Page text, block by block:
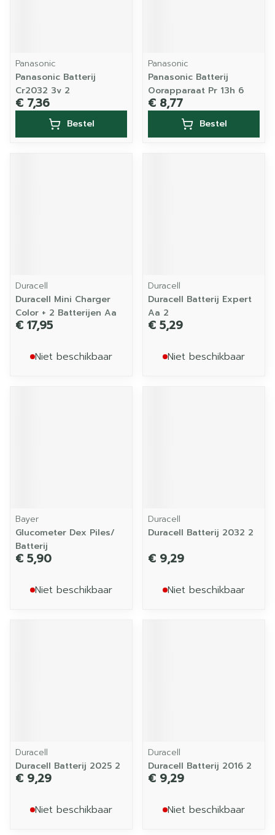
Panasonic
Panasonic Batterij
Cr2032 3v 2
€ 7,36
Bestel
Panasonic
Panasonic Batterij
Oorapparaat Pr 13h 6
€ 8,77
Bestel
Duracell
Duracell Mini Charger
Color + 2 Batterijen Aa
€ 17,95
Niet beschikbaar
Duracell
Duracell Batterij Expert
Aa 2
€ 5,29
Niet beschikbaar
Bayer
Glucometer Dex Piles/
Batterij
€ 5,90
Niet beschikbaar
Duracell
Duracell Batterij 2032 2
€ 9,29
Niet beschikbaar
Duracell
Duracell Batterij 2025 2
€ 9,29
Niet beschikbaar
Duracell
Duracell Batterij 2016 2
€ 9,29
Niet beschikbaar